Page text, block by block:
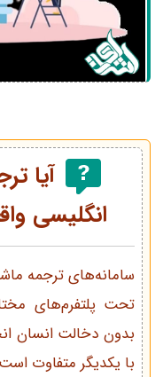
آیا
انگلیسی
سامانه‌های ترجمه
تحت پلتفرم‌های
بدون دخالت انسان
با یکدیگر متفاوت